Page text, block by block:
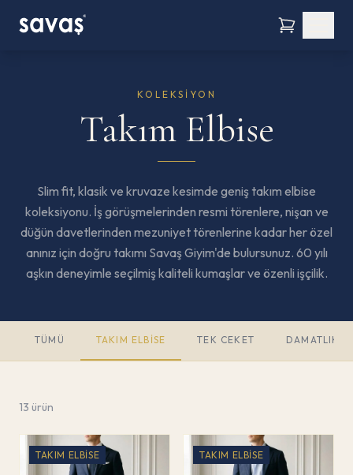
KOLEKSIYON
Takım Elbise
Slim fit, klasik ve kruvaze kesimde geniş takım elbise
koleksiyonu. İş görüşmelerinden resmi törenlere, nişan ve
düğün davetlerinden mezuniyet törenlerine kadar her özel
anınız için doğru takımı Savaş Giyim'de bulursunuz. 60 yılı
aşkın deneyimle seçilmiş kaliteli kumaşlar ve özenli işçilik.
TÜMÜ TAKIM ELBISE TEK CEKET DAMATLIK
13 ürün
TAKIM ELBISE TAKIM ELBISE